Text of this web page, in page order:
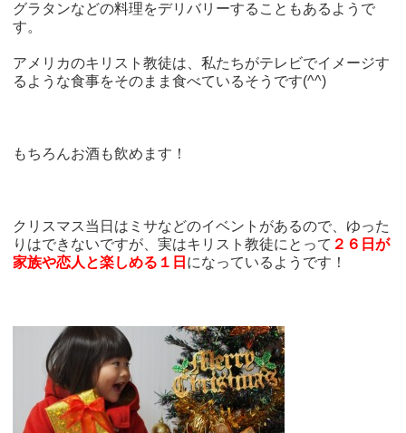
グラタンなどの料理をデリバリーすることもあるようで
す。
アメリカのキリスト教徒は、私たちがテレビでイメージす
るような食事をそのまま食べているそうです(^^)
もちろんお酒も飲めます！
クリスマス当日はミサなどのイベントがあるので、ゆった
りはできないですが、実はキリスト教徒にとって ２６日が
家族や恋人と楽しめる１日 になっているようです！